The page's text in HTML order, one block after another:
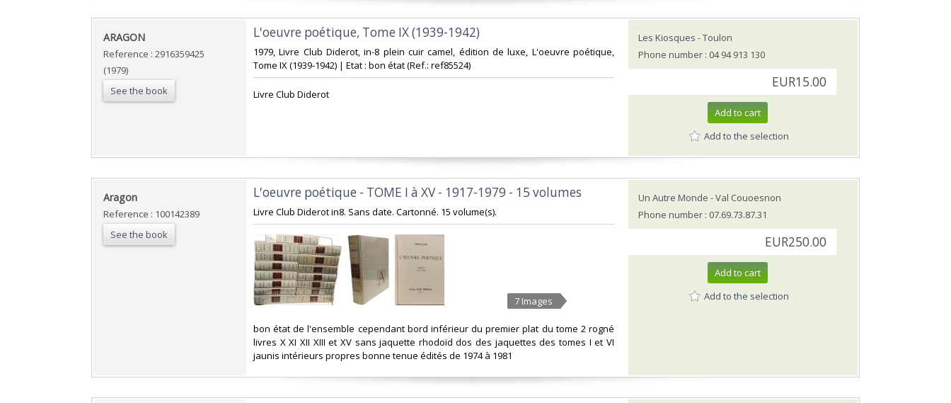
‎ARAGON‎
Reference : 2916359425
(1979)
See the book
‎L'oeuvre poétique, Tome IX (1939-1942)‎
‎1979, Livre Club Diderot, in-8 plein cuir camel, édition de luxe, L'oeuvre poétique,
Tome IX (1939-1942) | Etat : bon état (Ref.: ref85524)‎
‎Livre Club Diderot‎
Les Kiosques - Toulon
Phone number : 04 94 913 130
EUR15.00
Add to cart
Add to the selection
‎Aragon‎
Reference : 100142389
See the book
‎L'oeuvre poétique - TOME I à XV - 1917-1979 - 15 volumes‎
‎Livre Club Diderot in8. Sans date. Cartonné. 15 volume(s).‎
7 Images
‎bon état de l'ensemble cependant bord inférieur du premier plat du tome 2 rogné
livres X XI XII XIII et XV sans jaquette rhodoïd dos des jaquettes des tomes I et VI
jaunis intérieurs propres bonne tenue édités de 1974 à 1981‎
Un Autre Monde - Val Couoesnon
Phone number : 07.69.73.87.31
EUR250.00
Add to cart
Add to the selection